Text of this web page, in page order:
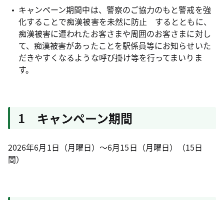
キャンペーン期間中は、警察のご協力のもと警戒を強
化することで痴漢被害を未然に防止 するとともに、
痴漢被害に遭われたお客さまや周囲のお客さまに対し
て、痴漢被害があったことを駅係員等にお知らせいた
だきやすくなるような呼び掛け等を行ってまいりま
す。
1 キャンペーン期間
2026年6月1日（月曜日）～6月15日（月曜日）（15日
間）